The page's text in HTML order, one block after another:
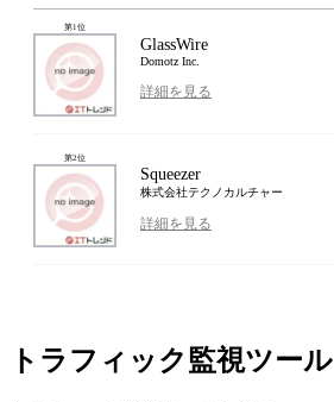
第1位
GlassWire
Domotz Inc.
詳細を見る
第2位
Squeezer
株式会社テクノカルチャー
詳細を見る
トラフィック監視ツール